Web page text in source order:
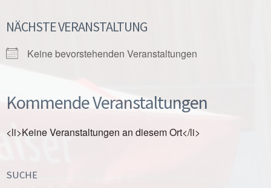
NÄCHSTE VERANSTALTUNG
Keine bevorstehenden Veranstaltungen
Kommende Veranstaltungen
<li>Keine Veranstaltungen an diesem Ort</li>
SUCHE